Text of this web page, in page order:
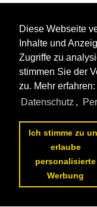
Diese Webseite
Inhalte und
Zugriffe zu
stimmen Sie der
zu. Mehr erfahren:
Datenschutz ,
Ich stimme zu
erlaube
personalisierte
Werbung